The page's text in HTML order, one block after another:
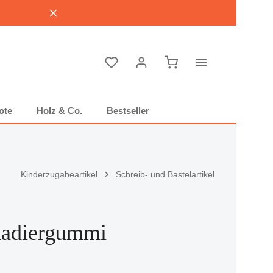
Holz & Co. Bestseller
Kinderzugabeartikel Schreib- und Bastelartikel